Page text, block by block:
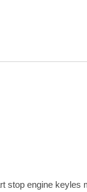
stop engine